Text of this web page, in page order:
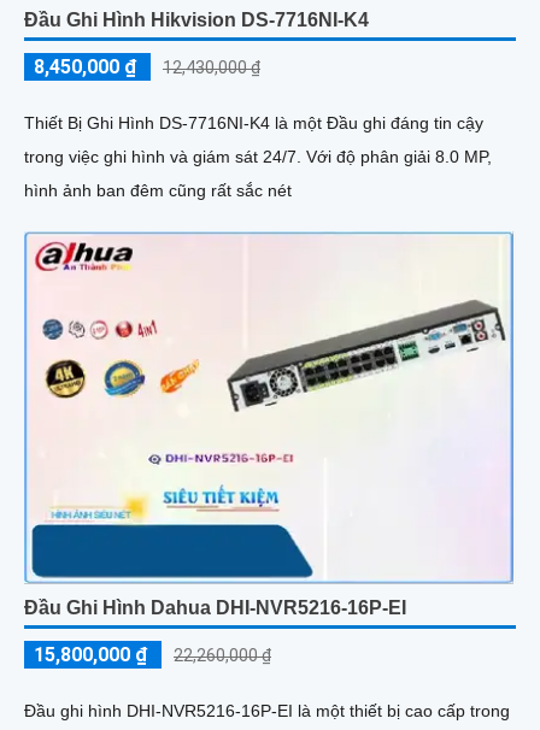
Đầu Ghi Hình Hikvision DS-7716NI-K4
8,450,000 ₫ 12,430,000 ₫
Thiết Bị Ghi Hình DS-7716NI-K4 là một Đầu ghi đáng tin cậy
trong việc ghi hình và giám sát 24/7. Với độ phân giải 8.0 MP,
hình ảnh ban đêm cũng rất sắc nét
Đầu Ghi Hình Dahua DHI-NVR5216-16P-EI
15,800,000 ₫ 22,260,000 ₫
Đầu ghi hình DHI-NVR5216-16P-EI là một thiết bị cao cấp trong